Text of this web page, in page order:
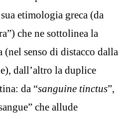
etimologia greca (da
che ne sottolinea la
(nel senso di distacco dalla
dall’altro la duplice
da “sanguine tinctus”,
che allude